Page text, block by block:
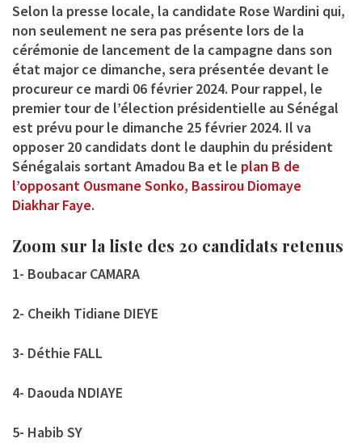
Selon la presse locale, la candidate Rose Wardini qui,
non seulement ne sera pas présente lors de la
cérémonie de lancement de la campagne dans son
état major ce dimanche, sera présentée devant le
procureur ce mardi 06 février 2024. Pour rappel, le
premier tour de l’élection présidentielle au Sénégal
est prévu pour le dimanche 25 février 2024. Il va
opposer 20 candidats dont le dauphin du président
Sénégalais sortant Amadou Ba et le plan B de
l’opposant Ousmane Sonko, Bassirou Diomaye
Diakhar Faye.
Zoom sur la liste des 20 candidats retenus
1- Boubacar CAMARA
2- Cheikh Tidiane DIEYE
3- Déthie FALL
4- Daouda NDIAYE
5- Habib SY